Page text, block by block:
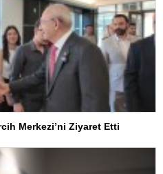
Merkezi’ni Ziyaret Etti